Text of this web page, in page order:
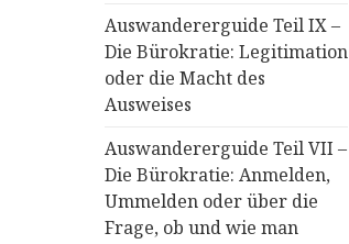
Auswandererguide Teil IX –
Die Bürokratie: Legitimation
oder die Macht des
Ausweises
Auswandererguide Teil VII –
Die Bürokratie: Anmelden,
Ummelden oder über die
Frage, ob und wie man